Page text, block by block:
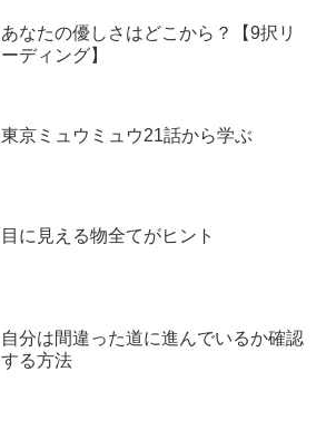
あなたの優しさはどこから？【9択リ
ーディング】
東京ミュウミュウ21話から学ぶ
目に見える物全てがヒント
自分は間違った道に進んでいるか確認
する方法